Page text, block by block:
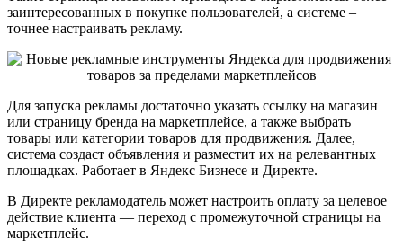
заинтересованных в покупке пользователей, а системе –
точнее настраивать рекламу.
Для запуска рекламы достаточно указать ссылку на магазин
или страницу бренда на маркетплейсе, а также выбрать
товары или категории товаров для продвижения. Далее,
система создаст объявления и разместит их на релевантных
площадках. Работает в Яндекс Бизнесе и Директе.
В Директе рекламодатель может настроить оплату за целевое
действие клиента — переход с промежуточной страницы на
маркетплейс.